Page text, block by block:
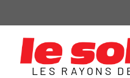
LES RAYONS